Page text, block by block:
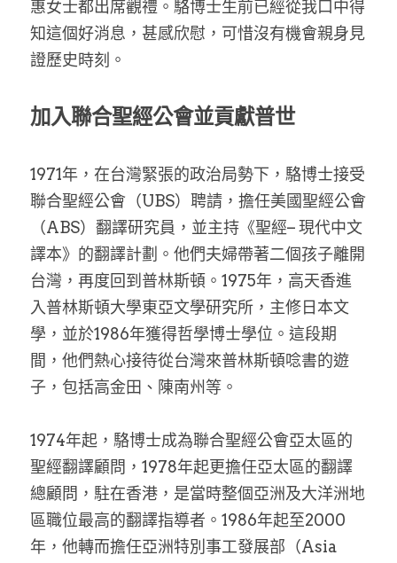
惠女士都出席觀禮。駱博士生前已經從我口中得
知這個好消息，甚感欣慰，可惜沒有機會親身見
證歷史時刻。
加入聯合聖經公會並貢獻普世
1971年，在台灣緊張的政治局勢下，駱博士接受
聯合聖經公會（UBS）聘請，擔任美國聖經公會
（ABS）翻譯研究員，並主持《聖經– 現代中文
譯本》的翻譯計劃。他們夫婦帶著二個孩子離開
台灣，再度回到普林斯頓。1975年，高天香進
入普林斯頓大學東亞文學研究所，主修日本文
學，並於1986年獲得哲學博士學位。這段期
間，他們熱心接待從台灣來普林斯頓唸書的遊
子，包括高金田、陳南州等。
1974年起，駱博士成為聯合聖經公會亞太區的
聖經翻譯顧問，1978年起更擔任亞太區的翻譯
總顧問，駐在香港，是當時整個亞洲及大洋洲地
區職位最高的翻譯指導者。1986年起至2000
年，他轉而擔任亞洲特別事工發展部（Asia